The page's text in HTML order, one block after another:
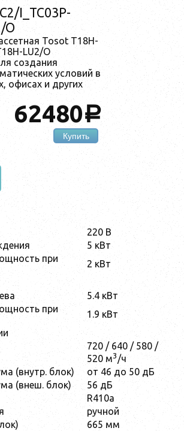
I_TC03P-
O
Tosot T18H-
LU2/O
создания
условий в
офисах и других
62480a
Купить
220 В
5 кВт
при
2 кВт
5.4 кВт
при
1.9 кВт
720 / 640 / 580 /
520 м3 /ч
(внутр. блок)
от 46 до 50 дБ
(внеш. блок)
56 дБ
R410a
ручной
665 мм